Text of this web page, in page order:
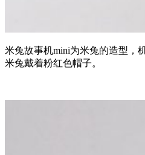
米兔故事机mini为米兔的造型，
米兔戴着粉红色帽子。